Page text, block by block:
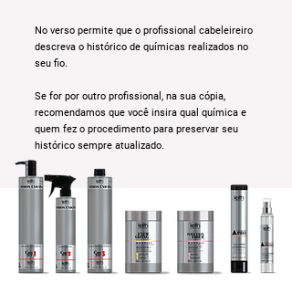
No verso permite que o profissional cabeleireiro
descreva o histórico de químicas realizados no
seu fio.
Se for por outro profissional, na sua cópia,
recomendamos que você insira qual química e
quem fez o procedimento para preservar seu
histórico sempre atualizado.